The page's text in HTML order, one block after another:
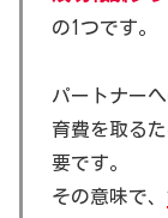
の1つです。
パートナー
育費を取る
要です。
その意味で、